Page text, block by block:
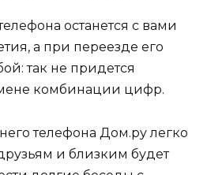
останется с вами
а при переезде его
так не придется
комбинации цифр.
телефона Дом.ру легко
и близким будет